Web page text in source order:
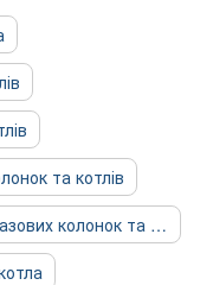
та котлів
Модуль керування (плата) для газових колонок та котлів